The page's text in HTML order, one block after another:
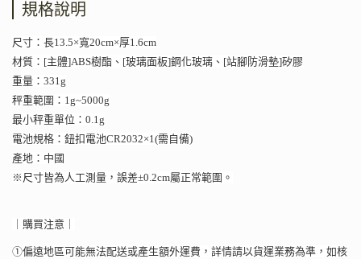
規格說明
尺寸：長13.5×寬20cm×厚1.6cm
材質：[主體]ABS樹酯、[玻璃面板]鋼化玻璃、[站腳防滑墊]矽膠
重量：331g
秤重範圍：1g~5000g
最小秤重單位：0.1g
電池規格：鈕扣電池CR2032×1(需自備)
產地：中國
※尺寸皆為人工測量，誤差±0.2cm屬正常範圍。
｜購買注意｜
①偏遠地區可能無法配送或產生額外運費，詳情請以貨運業務為準，如核